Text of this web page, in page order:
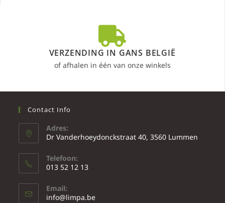
VERZENDING IN GANS BELGIË
of afhalen in één van onze winkels
Contact Info
Adres:
Dr Vanderhoeydonckstraat 40, 3560 Lummen
Telefoon:
013 52 12 13
Email:
info@limpa.be